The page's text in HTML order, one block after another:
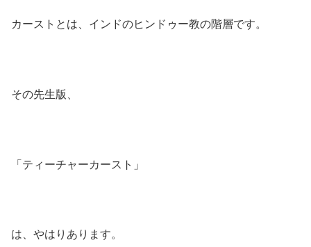
カーストとは、インドのヒンドゥー教の階層です。
その先生版、
「ティーチャーカースト」
は、やはりあります。